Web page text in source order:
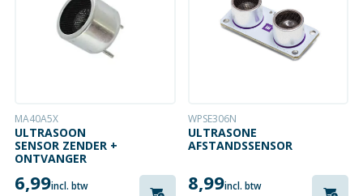
MA40A5X
ULTRASOON
SENSOR ZENDER +
ONTVANGER
6,99incl. btw
WPSE306N
ULTRASONE
AFSTANDSSENSOR
8,99incl. btw